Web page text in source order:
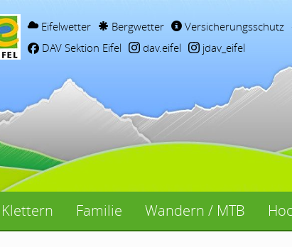
Eifelwetter Bergwetter Versicherungsschutz
DAV Sektion Eifel
dav.eifel jdav_eifel
Klettern Familie Wandern / MTB